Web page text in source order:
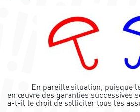
En pareille situation, puisque
en œuvre des garanties successives
a-t-il le droit de solliciter tous les